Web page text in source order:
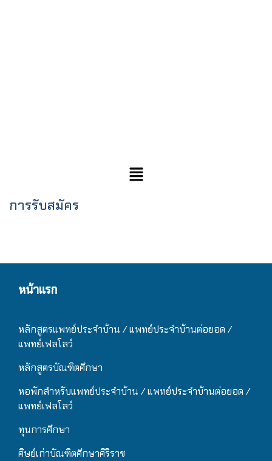
การรับสมัคร
หน้าแรก
หลักสูตรแพทย์ประจำบ้าน / แพทย์ประจำบ้านต่อยอด /
แพทย์เฟลโลว์
หลักสูตรบัณฑิตศึกษา
หอพักสำหรับแพทย์ประจำบ้าน / แพทย์ประจำบ้านต่อยอด /
แพทย์เฟลโลว์
ทุนการศึกษา
ศิษย์เก่าบัณฑิตศึกษาศิริราช